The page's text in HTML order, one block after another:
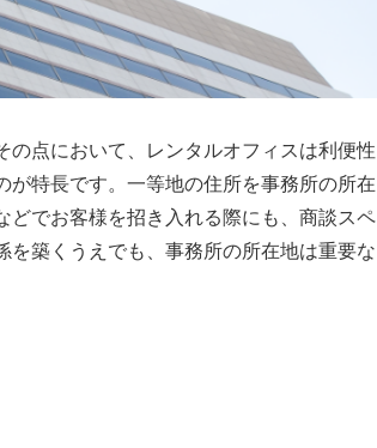
点において、レンタルオフィスは利便性
特長です。一等地の住所を事務所の所在
でお客様を招き入れる際にも、商談スペ
築くうえでも、事務所の所在地は重要な